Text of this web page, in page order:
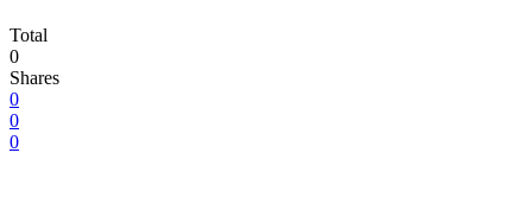
Total
0
Shares
0
0
0